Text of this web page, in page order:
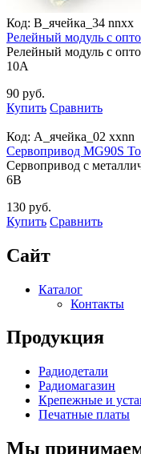
Код: B_ячейка_34 nnxx
Релейный модуль с
Релейный модуль с
10А
90 руб.
Купить Сравнить
Код: A_ячейка_02 xxnn
Сервопривод MG90S
Сервопривод с
6В
130 руб.
Купить Сравнить
Сайт
Каталог
Контакты
Продукция
Радиодетали
Радиомагазин
Крепежные и
Печатные платы
Мы принимаем